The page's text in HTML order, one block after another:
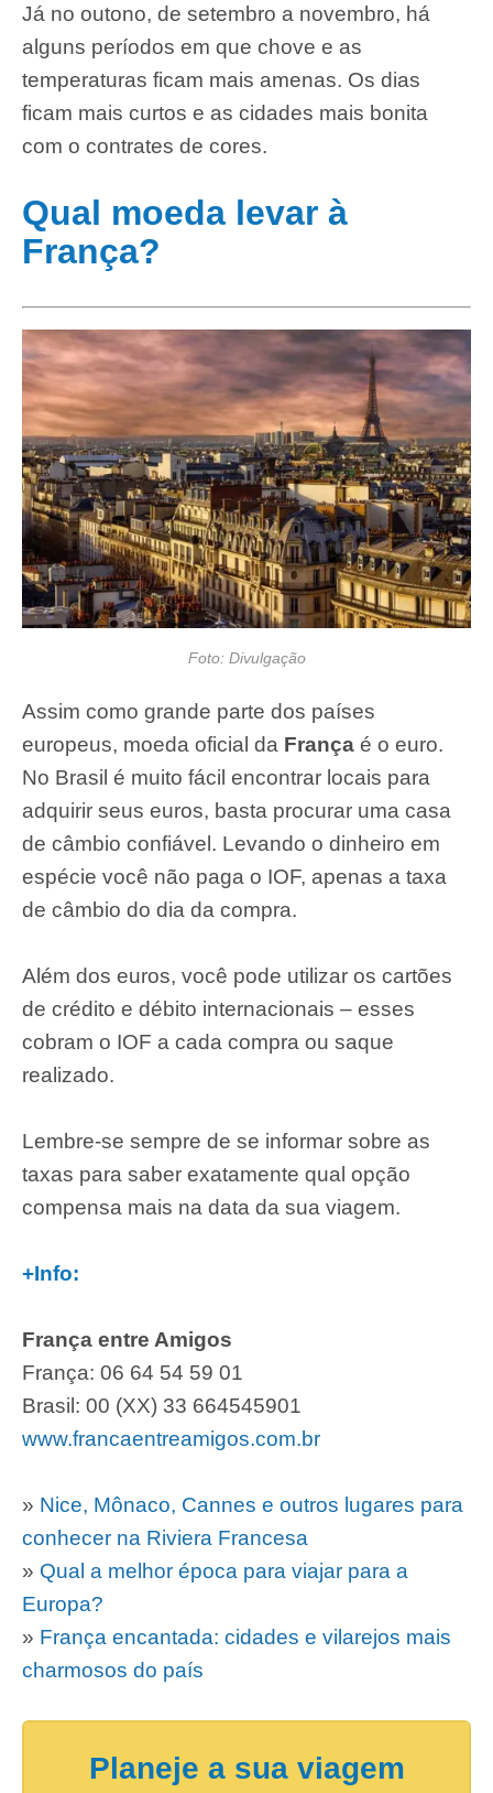
Já no outono, de setembro a novembro, há
alguns períodos em que chove e as
temperaturas ficam mais amenas. Os dias
ficam mais curtos e as cidades mais bonita
com o contrates de cores.
Qual moeda levar à
França?
Foto: Divulgação
Assim como grande parte dos países
europeus, moeda oficial da França é o euro.
No Brasil é muito fácil encontrar locais para
adquirir seus euros, basta procurar uma casa
de câmbio confiável. Levando o dinheiro em
espécie você não paga o IOF, apenas a taxa
de câmbio do dia da compra.
Além dos euros, você pode utilizar os cartões
de crédito e débito internacionais – esses
cobram o IOF a cada compra ou saque
realizado.
Lembre-se sempre de se informar sobre as
taxas para saber exatamente qual opção
compensa mais na data da sua viagem.
+Info:
França entre Amigos
França: 06 64 54 59 01
Brasil: 00 (XX) 33 664545901
www.francaentreamigos.com.br
» Nice, Mônaco, Cannes e outros lugares para
conhecer na Riviera Francesa
» Qual a melhor época para viajar para a
Europa?
» França encantada: cidades e vilarejos mais
charmosos do país
Planeje a sua viagem